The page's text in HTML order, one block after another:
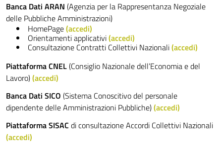
Banca Dati ARAN (Agenzia per la Rappresentanza Negoziale
delle Pubbliche Amministrazioni)
HomePage(accedi)
Orientamenti applicativi(accedi)
Consultazione Contratti Collettivi Nazionali(accedi)
Piattaforma CNEL(Consiglio Nazionale dell’Economia e del
Lavoro)(accedi)
Banca Dati SICO (Sistema Conoscitivo del personale
dipendente delle Amministrazioni Pubbliche)(accedi)
Piattaforma SISAC di consultazione Accordi Collettivi Nazionali
(accedi)